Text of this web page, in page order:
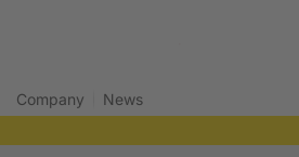
Company News